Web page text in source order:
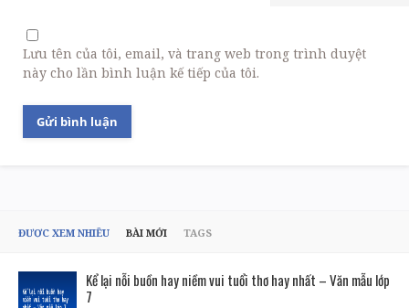
Lưu tên của tôi, email, và trang web trong trình duyệt
này cho lần bình luận kế tiếp của tôi.
ĐƯỢC XEM NHIỀU BÀI MỚI TAGS
Kể lại nỗi buồn hay niềm vui tuổi thơ hay nhất – Văn mẫu lớp
7